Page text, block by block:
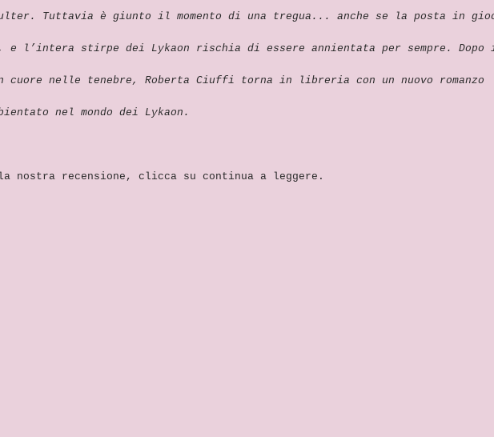
Tuttavia è giunto il momento di una tregua... anche se la posta in
e l’intera stirpe dei Lykaon rischia di essere annientata per sempre.
cuore nelle tenebre, Roberta Ciuffi torna in libreria con un nuovo romanzo
nel mondo dei Lykaon.
nostra recensione, clicca su continua a leggere.